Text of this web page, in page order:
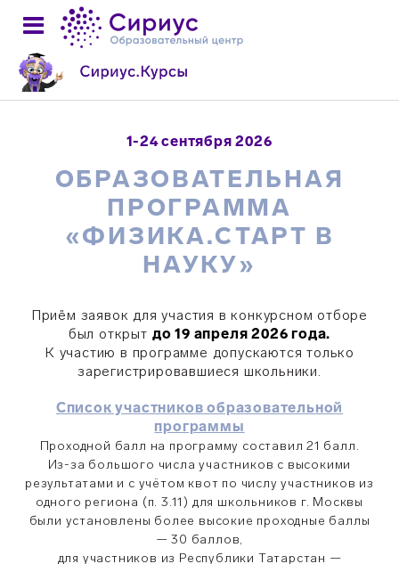
1-24 сентября 2026
ОБРАЗОВАТЕЛЬНАЯ
ПРОГРАММА
«ФИЗИКА.СТАРТ В
НАУКУ»
Приём заявок для участия в конкурсном отборе
был открыт до 19 апреля 2026 года.
К участию в программе допускаются только
зарегистрировавшиеся школьники.
Список участников образовательной
программы
Проходной балл на программу составил 21 балл.
Из-за большого числа участников с высокими
результатами и с учётом квот по числу участников из
одного региона (п. 3.11) для школьников г. Москвы
были установлены более высокие проходные баллы
— 30 баллов,
для участников из Республики Татарстан —